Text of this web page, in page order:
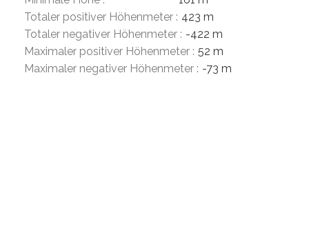
Totaler positiver Höhenmeter : 423 m
Totaler negativer Höhenmeter : -422 m
Maximaler positiver Höhenmeter : 52 m
Maximaler negativer Höhenmeter : -73 m